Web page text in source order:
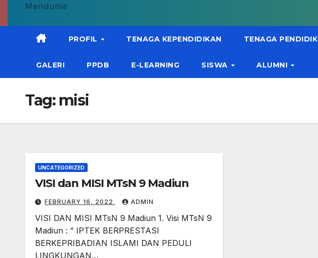
Mendunia
PROFIL TENAGA KEPENDIDIKAN TENAGA PENDIDIK
GALERI PPDB E-LEARNING SISWA ALUMNI
Tag: misi
UNCATEGORIZED
VISI dan MISI MTsN 9 Madiun
FEBRUARY 16, 2022 ADMIN
VISI DAN MISI MTsN 9 Madiun 1. Visi MTsN 9
Madiun : ” IPTEK BERPRESTASI
BERKEPRIBADIAN ISLAMI DAN PEDULI
LINGKUNGAN…